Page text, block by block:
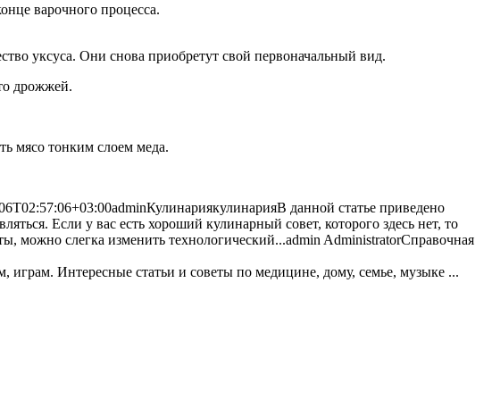
варочного процесса.
уксуса. Они снова приобретут свой первоначальный вид.
дрожжей.
мясо тонким слоем меда.
adminКулинариякулинарияВ данной статье приведено
Если у вас есть хороший кулинарный совет, которого здесь нет, то
можно слегка изменить технологический...admin AdministratorСправочная